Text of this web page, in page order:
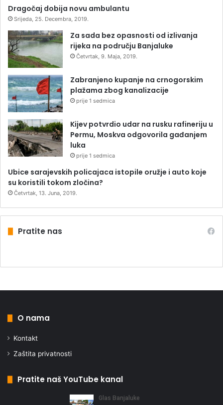
Dragočaj dobija novu ambulantu
Srijeda, 25. Decembra, 2019.
Za sada bez opasnosti od izlivanja
rijeka na području Banjaluke
Četvrtak, 9. Maja, 2019.
Zabranjeno kupanje na crnogorskim
plažama zbog kanalizacije
prije 1 sedmica
Kijev potvrdio udar na rusku rafineriju u
Permu, Moskva odgovorila gađanjem
luka
prije 1 sedmica
Ubice sarajevskih policajaca istopile oružje i auto koje
su koristili tokom zločina?
Četvrtak, 13. Juna, 2019.
Pratite nas
O nama
Kontakt
Zaštita privatnosti
Pratite naš YouTube kanal